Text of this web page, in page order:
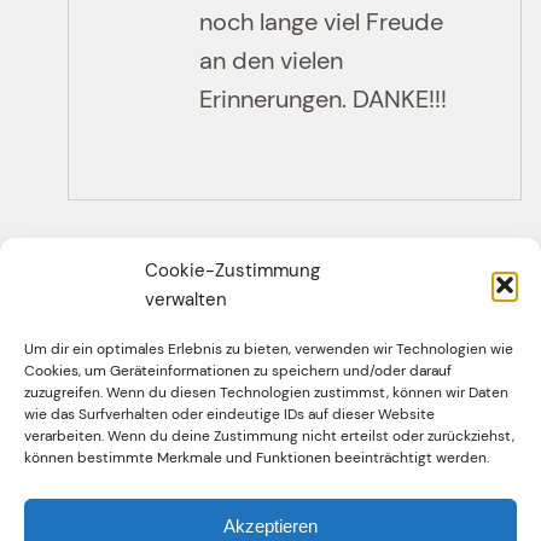
Cookie-Zustimmung
verwalten
Um dir ein optimales Erlebnis zu bieten, verwenden wir Technologien wie
Cookies, um Geräteinformationen zu speichern und/oder darauf
zuzugreifen. Wenn du diesen Technologien zustimmst, können wir Daten
wie das Surfverhalten oder eindeutige IDs auf dieser Website
verarbeiten. Wenn du deine Zustimmung nicht erteilst oder zurückziehst,
können bestimmte Merkmale und Funktionen beeinträchtigt werden.
Akzeptieren
noch lange viel Freude
an den vielen
Erinnerungen. DANKE!!!
Facebook Twitter InstagramYouTube